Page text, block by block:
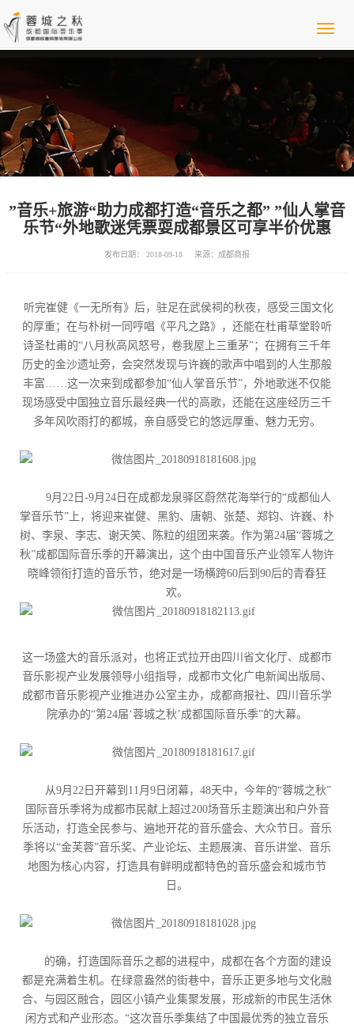
”音乐+旅游“助力成都打造“音乐之都” ”仙人掌音
乐节“外地歌迷凭票耍成都景区可享半价优惠
发布日期： 2018-09-18 来源：成都商报
听完崔健《一无所有》后，驻足在武侯祠的秋夜，感受三国文化
的厚重；在与朴树一同哼唱《平凡之路》，还能在杜甫草堂聆听
诗圣杜甫的“八月秋高风怒号，卷我屋上三重茅”；在拥有三千年
历史的金沙遗址旁，会突然发现与许巍的歌声中唱到的人生那般
丰富……这一次来到成都参加“仙人掌音乐节”，外地歌迷不仅能
现场感受中国独立音乐最经典一代的高歌，还能在这座经历三千
多年风吹雨打的都城，亲自感受它的悠远厚重、魅力无穷。
9月22日-9月24日在成都龙泉驿区蔚然花海举行的“成都仙人
掌音乐节”上，将迎来崔健、黑豹、唐朝、张楚、郑钧、许巍、朴
树、李泉、李志、谢天笑、陈粒的组团来袭。作为第24届“蓉城之
秋”成都国际音乐季的开幕演出，这个由中国音乐产业领军人物许
晓峰领衔打造的音乐节，绝对是一场横跨60后到90后的青春狂
欢。
这一场盛大的音乐派对，也将正式拉开由四川省文化厅、成都市
音乐影视产业发展领导小组指导，成都市文化广电新闻出版局、
成都市音乐影视产业推进办公室主办，成都商报社、四川音乐学
院承办的“第24届‘蓉城之秋’成都国际音乐季”的大幕。
从9月22日开幕到11月9日闭幕，48天中，今年的“蓉城之秋”
国际音乐季将为成都市民献上超过200场音乐主题演出和户外音
乐活动，打造全民参与、遍地开花的音乐盛会、大众节日。音乐
季将以“金芙蓉”音乐奖、产业论坛、主题展演、音乐讲堂、音乐
地图为核心内容，打造具有鲜明成都特色的音乐盛会和城市节
日。
的确，打造国际音乐之都的进程中，成都在各个方面的建设
都是充满着生机。在绿意盎然的街巷中，音乐正更多地与文化融
合、与园区融合，园区小镇产业集聚发展，形成新的市民生活休
闲方式和产业形态。“这次音乐季集结了中国最优秀的独立音乐